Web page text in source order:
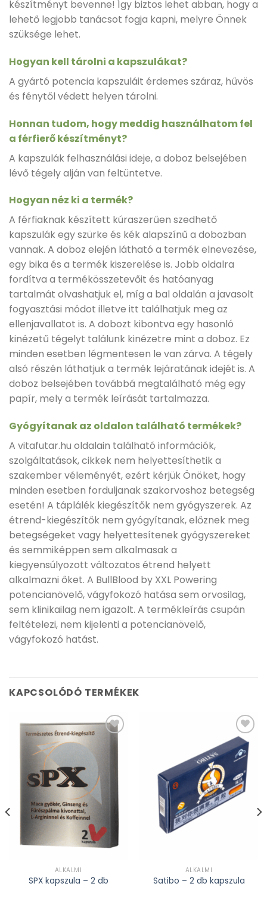
készítményt bevenne! Így biztos lehet abban, hogy a
lehető legjobb tanácsot fogja kapni, melyre Önnek
szüksége lehet.
Hogyan kell tárolni a kapszulákat?
A gyártó potencia kapszuláit érdemes száraz, hűvös
és fénytől védett helyen tárolni.
Honnan tudom, hogy meddig használhatom fel
a férfierő készítményt?
A kapszulák felhasználási ideje, a doboz belsejében
lévő tégely alján van feltüntetve.
Hogyan néz ki a termék?
A férfiaknak készített kúraszerűen szedhető
kapszulák egy szürke és kék alapszínű a dobozban
vannak. A doboz elején látható a termék elnevezése,
egy bika és a termék kiszerelése is. Jobb oldalra
fordítva a termékösszetevőit és hatóanyag
tartalmát olvashatjuk el, míg a bal oldalán a javasolt
fogyasztási módot illetve itt találhatjuk meg az
ellenjavallatot is. A dobozt kibontva egy hasonló
kinézetű tégelyt találunk kinézetre mint a doboz. Ez
minden esetben légmentesen le van zárva. A tégely
alsó részén láthatjuk a termék lejáratának idejét is. A
doboz belsejében továbbá megtalálható még egy
papír, mely a termék leírását tartalmazza.
Gyógyítanak az oldalon található termékek?
A vitafutar.hu oldalain található információk,
szolgáltatások, cikkek nem helyettesíthetik a
szakember véleményét, ezért kérjük Önöket, hogy
minden esetben forduljanak szakorvoshoz betegség
esetén! A táplálék kiegészítők nem gyógyszerek. Az
étrend-kiegészítők nem gyógyítanak, előznek meg
betegségeket vagy helyettesítenek gyógyszereket
és semmiképpen sem alkalmasak a
kiegyensúlyozott változatos étrend helyett
alkalmazni őket. A BullBlood by XXL Powering
potencianövelő, vágyfokozó hatása sem orvosilag,
sem klinikailag nem igazolt. A termékleírás csupán
feltételezi, nem kijelenti a potencianövelő,
vágyfokozó hatást.
KAPCSOLÓDÓ TERMÉKEK
Kívánságlistához
ALKALMI
SPX kapszula – 2 db
Kívánságlistához
adás
ALKALMI
Satibo – 2 db kapszula